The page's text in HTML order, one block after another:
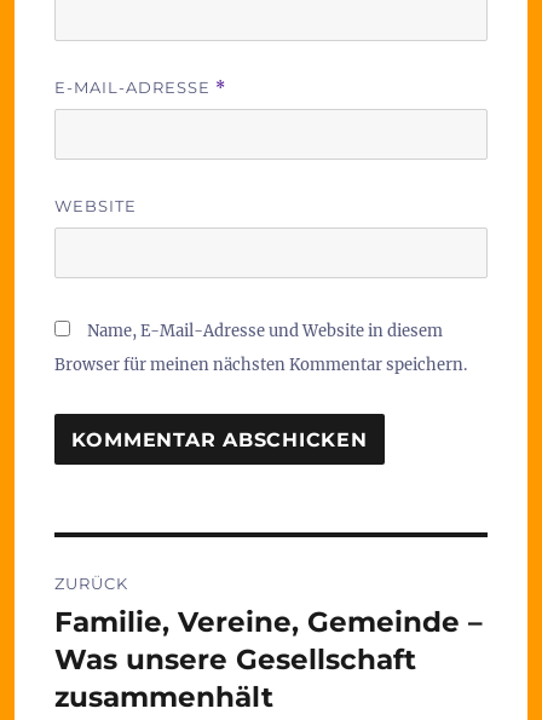
E-MAIL-ADRESSE *
WEBSITE
Name, E-Mail-Adresse und Website in diesem
Browser für meinen nächsten Kommentar speichern.
ZURÜCK
Vorheriger
Beitrag:
Familie, Vereine, Gemeinde –
Was unsere Gesellschaft
zusammenhält